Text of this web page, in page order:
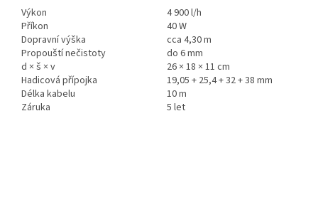
Výkon
4 900 l/h
Příkon
40 W
Dopravní výška
cca 4,30 m
Propouští nečistoty
do 6 mm
d × š × v
26 × 18 × 11 cm
Hadicová přípojka
19,05 + 25,4 + 32 + 38 mm
Délka kabelu
10 m
Záruka
5 let